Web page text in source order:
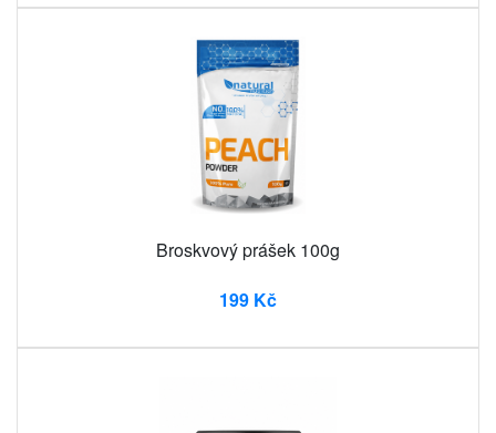
Broskvový prášek 100g
199 Kč